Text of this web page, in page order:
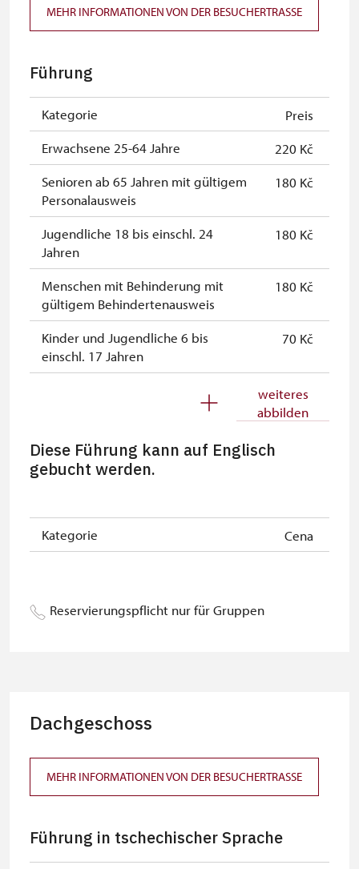
MEHR INFORMATIONEN VON DER BESUCHERTRASSE
Führung
Kategorie
Preis
Erwachsene 25-64 Jahre
220 Kč
Senioren ab 65 Jahren mit gültigem
Personalausweis
180 Kč
Jugendliche 18 bis einschl. 24
Jahren
180 Kč
Menschen mit Behinderung mit
gültigem Behindertenausweis
180 Kč
Kinder und Jugendliche 6 bis
einschl. 17 Jahren
70 Kč
kostenlos
Schwerbehinderten
kostenlos
Begleitperson von Schülergruppen
Reiseleiter mit Reisegruppe ab 15
oder mehr Personen
kostenlos
Inhaber der freien Familienkarte
kostenlos
Inhaber der Karte von
Nationalmuseum*
gültigem Mitgliedsausweis*
Presseausweis*
weiteres
abbilden
Diese Führung kann auf Englisch
gebucht werden.
Kategorie Cena
Reservierungspflicht nur für Gruppen
Dachgeschoss
MEHR INFORMATIONEN VON DER BESUCHERTRASSE
Führung in tschechischer Sprache